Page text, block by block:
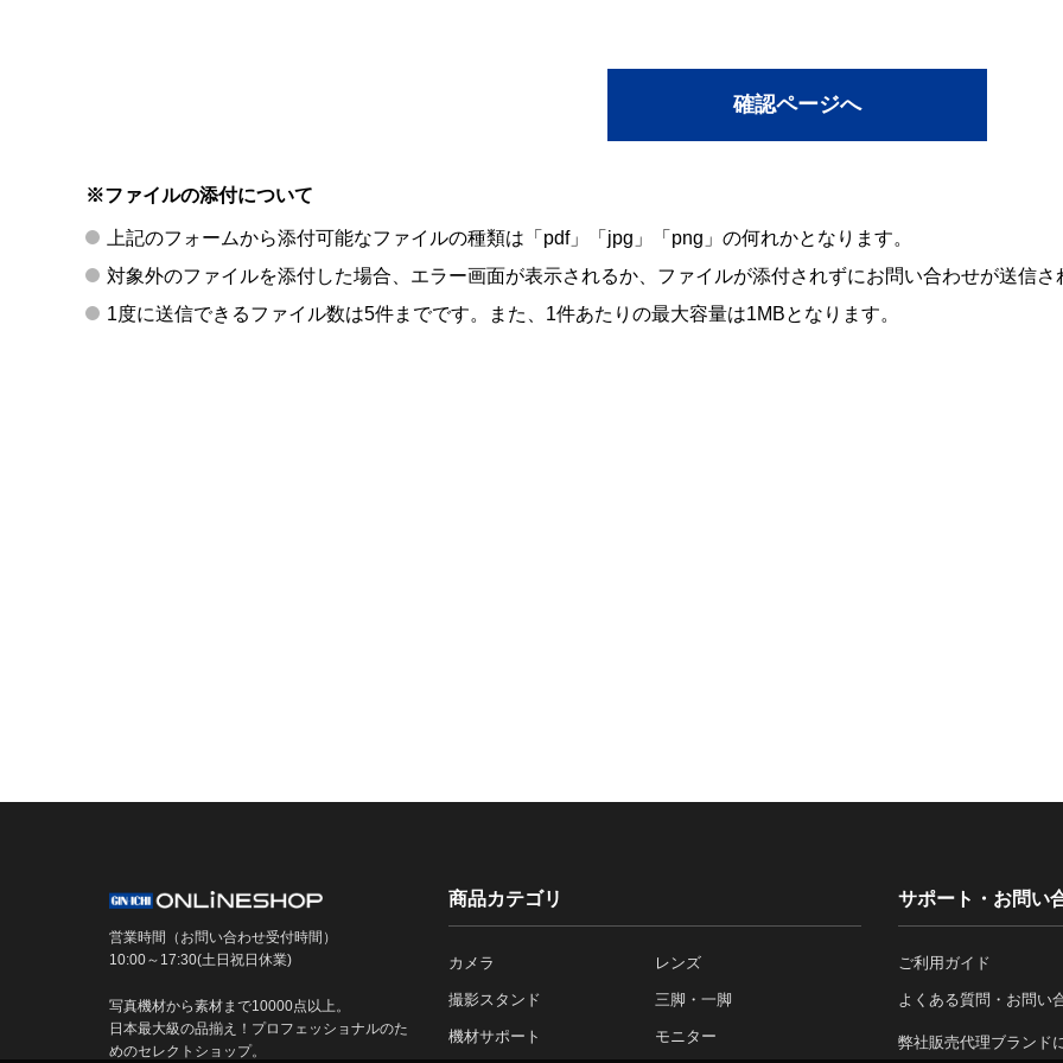
※ファイルの添付について
上記のフォームから添付可能なファイルの種類は「pdf」「jpg」「png」の何れかとなります。
対象外のファイルを添付した場合、エラー画面が表示されるか、ファイルが添付されずにお問い合わせが送信さ
1度に送信できるファイル数は5件までです。また、1件あたりの最大容量は1MBとなります。
営業時間（お問い合わせ受付時間）
10:00～17:30(土日祝日休業)
写真機材から素材まで10000点以上。
日本最大級の品揃え！プロフェッショナルのた
めのセレクトショップ。
商品カテゴリ
カメラ レンズ
撮影スタンド 三脚・一脚
機材サポート モニター
サポート・お問い
ご利用ガイド
よくある質問・お問い
弊社販売代理ブランド